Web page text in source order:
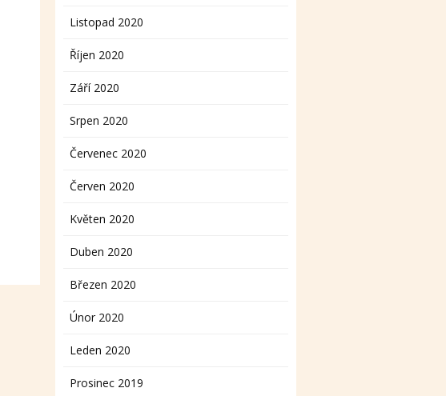
Listopad 2020
Říjen 2020
Září 2020
Srpen 2020
Červenec 2020
Červen 2020
Květen 2020
Duben 2020
Březen 2020
Únor 2020
Leden 2020
Prosinec 2019